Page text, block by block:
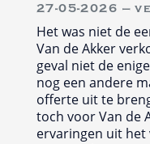
27-05-2026 —
Het was niet de
Van de Akker
geval niet de
nog een andere
offerte uit te
toch voor Van de
ervaringen uit het